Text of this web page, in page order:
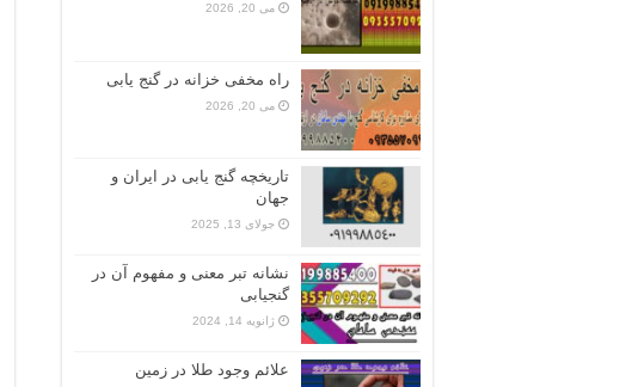
می 20, 2026
راه مخفی خزانه در گنج یابی
می 20, 2026
تاریخچه گنج‌ یابی در ایران و
جهان
جولای 13, 2025
نشانه تبر معنی و مفهوم آن در
گنجیابی
ژانویه 14, 2024
علائم وجود طلا در زمین